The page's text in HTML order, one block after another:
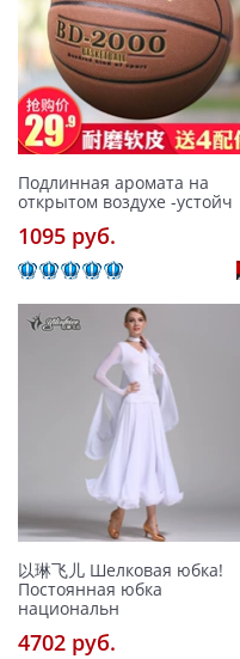
Подлинная аромата на
открытом воздухе -устойч
1095 pуб.
以琳飞儿 Шелковая юбка!
Постоянная юбка
национальн
4702 pуб.